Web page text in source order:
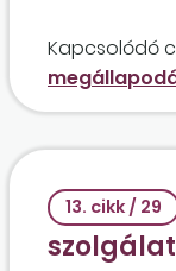
Kapcsolódó
13. cikk / 29